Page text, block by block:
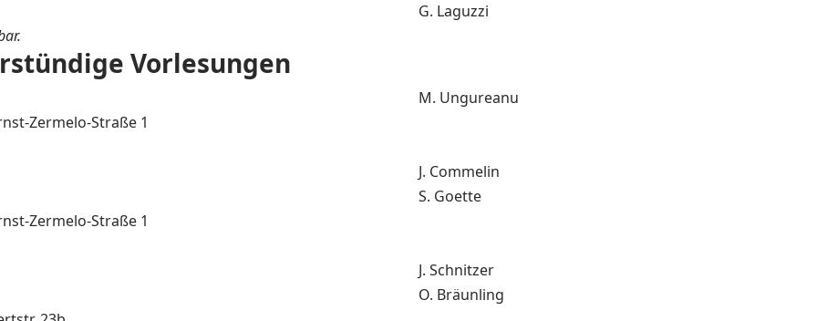
G. Laguzzi
Vorlesungen
M. Ungureanu
Zermelo-Straße 1
J. Commelin
S. Goette
Zermelo-Straße 1
J. Schnitzer
O. Bräunling